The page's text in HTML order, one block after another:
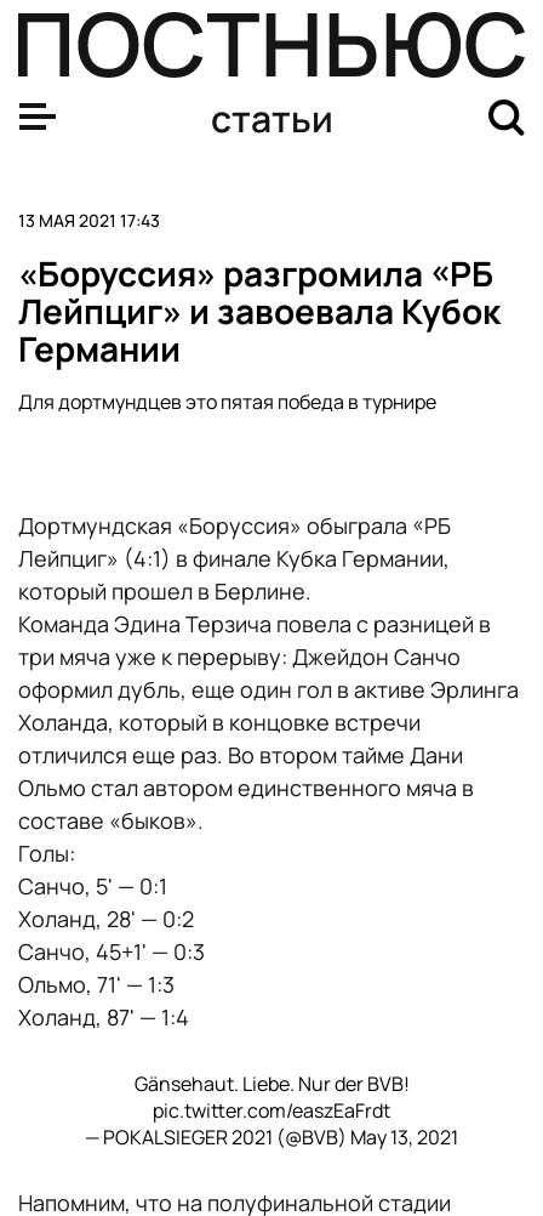
статьи
13 МАЯ 2021 17:43
«Боруссия» разгромила «РБ
Лейпциг» и завоевала Кубок
Германии
Для дортмундцев это пятая победа в турнире
Дортмундская «Боруссия» обыграла «РБ
Лейпциг» (4:1) в финале Кубка Германии,
который прошел в Берлине.
Команда Эдина Терзича повела с разницей в
три мяча уже к перерыву: Джейдон Санчо
оформил дубль, еще один гол в активе Эрлинга
Холанда, который в концовке встречи
отличился еще раз. Во втором тайме Дани
Ольмо стал автором единственного мяча в
составе «быков».
Голы:
Санчо, 5' — 0:1
Холанд, 28' — 0:2
Санчо, 45+1' — 0:3
Ольмо, 71' — 1:3
Холанд, 87' — 1:4
Gänsehaut. Liebe. Nur der BVB!
pic.twitter.com/easzEaFrdt
— POKALSIEGER 2021 (@BVB) May 13, 2021
Напомним, что на полуфинальной стадии
Синхронистки Ромашина и Колесниченко завоевали